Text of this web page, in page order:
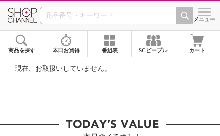
SHOP CHANNEL ショッ
メニュー
商品を探す 本日お買得 番組表 SCピープル カート
現在、お取扱いしていません。